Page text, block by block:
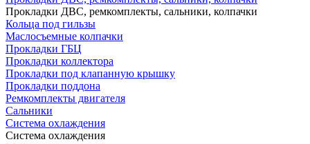
Прокладки ДВС, ремкомплекты, сальники, колпачки
Кольца под гильзы
Маслосъемные колпачки
Прокладки ГБЦ
Прокладки коллектора
Прокладки под клапанную крышку
Прокладки поддона
Ремкомплекты двигателя
Сальники
Система охлаждения
Система охлаждения